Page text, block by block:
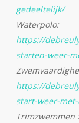
gedeeltelijk/
Waterpolo:
https://
starten-weer-
https://
start-weer-
Trimzwemmen